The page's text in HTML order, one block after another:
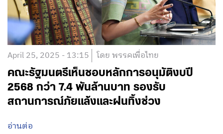
April 25, 2025 - 13:15 โดย พรรคเพื่อไทย
คณะรัฐมนตรีเห็นชอบหลักการอนุมัติงบปี
2568 กว่า 7.4 พันล้านบาท รองรับ
สถานการณ์ภัยแล้งและฝนทิ้งช่วง
อ่านต่อ